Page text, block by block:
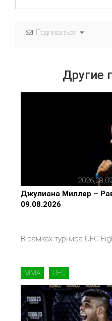
Подписаться
Другие
Джулиана Миллер –
09.08.2026
В рамках турнира UFC
MMA UFC